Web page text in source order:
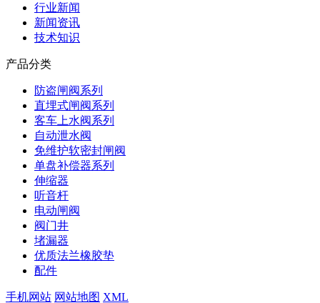
行业新闻
新闻资讯
技术知识
产品分类
防盗闸阀系列
直埋式闸阀系列
客车上水阀系列
自动泄水阀
免维护软密封闸阀
单盘补偿器系列
伸缩器
听音杆
电动闸阀
阀门井
堵漏器
优质法兰橡胶垫
配件
手机网站 网站地图 XML